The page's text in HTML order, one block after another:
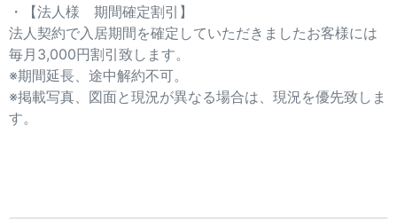
・【法人様 期間確定割引】
法人契約で入居期間を確定していただきましたお客様には
毎月3,000円割引致します。
※期間延長、途中解約不可。
※掲載写真、図面と現況が異なる場合は、現況を優先致しま
す。